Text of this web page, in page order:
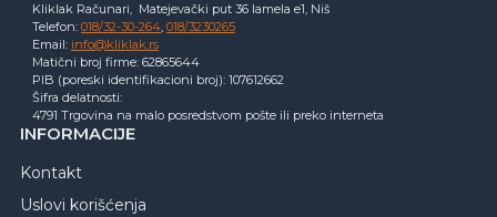
Kliklak Računari, Matejevački put 36 lamela e1, Niš
Telefon: 018/32-30-264, 018/3230265
Email: info@kliklak.rs
Matični broj firme: 62865644
PIB (poreski identifikacioni broj): 107612662
Šifra delatnosti:
4791 Trgovina na malo posredstvom pošte ili preko interneta
INFORMACIJE
Kontakt
Uslovi korišćenja